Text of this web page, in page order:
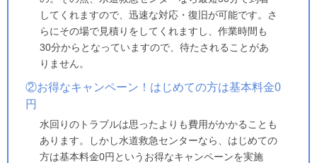
してくれますので、迅速な対応・復旧が可能です。さ
らにその場で見積りをしてくれますし、作業時間も
30分からとなっていますので、待たされることがあ
りません。
②お得なキャンペーン！はじめての方は基本料金0
円
水回りのトラブルは思ったよりも費用がかかることも
あります。しかし水道救急センターなら、はじめての
方は基本料金0円というお得なキャンペーンを実施